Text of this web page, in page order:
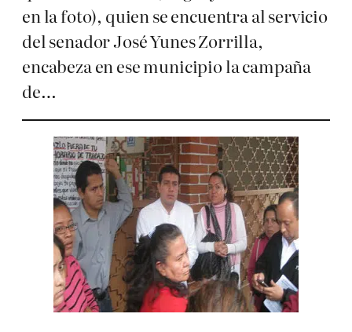
en la foto), quien se encuentra al servicio
del senador José Yunes Zorrilla,
encabeza en ese municipio la campaña
de…